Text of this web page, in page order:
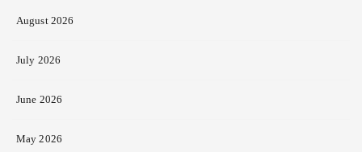
August 2026
July 2026
June 2026
May 2026